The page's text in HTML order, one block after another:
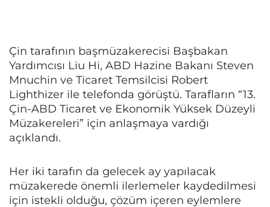
Çin tarafının başmüzakerecisi Başbakan
Yardımcısı Liu Hi, ABD Hazine Bakanı Steven
Mnuchin ve Ticaret Temsilcisi Robert
Lighthizer ile telefonda görüştü. Tarafların “13.
Çin-ABD Ticaret ve Ekonomik Yüksek Düzeyli
Müzakereleri” için anlaşmaya vardığı
açıklandı.
Her iki tarafın da gelecek ay yapılacak
müzakerede önemli ilerlemeler kaydedilmesi
için istekli olduğu, çözüm içeren eylemlere